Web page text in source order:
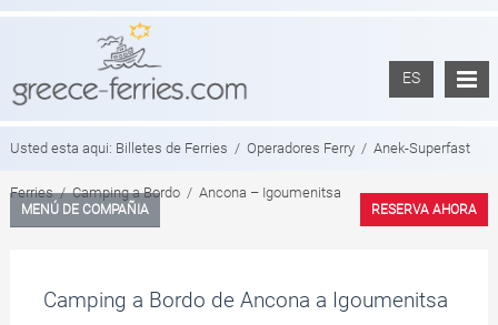
ES
Usted esta aqui: Billetes de Ferries / Operadores Ferry / Anek-Superfast
Ferries / Camping a Bordo / Ancona – Igoumenitsa
MENÚ DE COMPAÑIA RESERVA AHORA
Camping a Bordo de Ancona a Igoumenitsa